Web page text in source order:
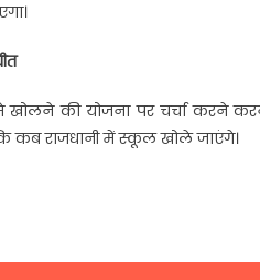
खोलने की योजना पर चर्चा करने
कि कब राजधानी में स्कूल खोले जाएंगे।